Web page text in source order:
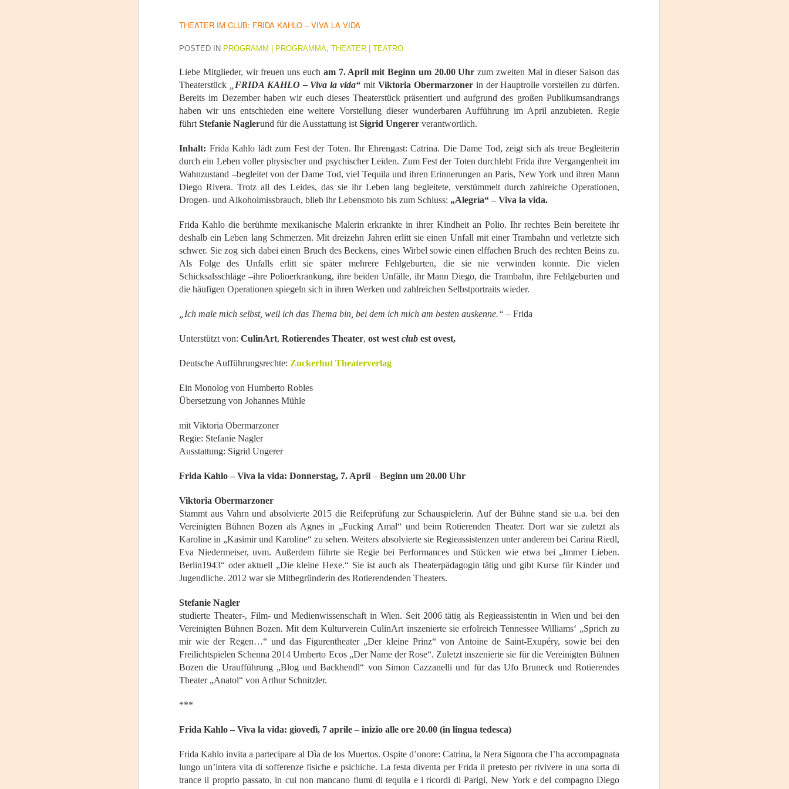
THEATER IM CLUB: FRIDA KAHLO – VIVA LA VIDA
POSTED IN PROGRAMM | PROGRAMMA, THEATER | TEATRO
Liebe Mitglieder, wir freuen uns euch am 7. April mit Beginn um 20.00 Uhr zum zweiten Mal in dieser Saison das
Theaterstück
FRIDA KAHLO – Viva la vida“ mit Viktoria Obermarzonerin der Hauptrolle vorstellen zu dürfen.
Bereits im Dezember haben wir euch dieses Theaterstück präsentiert und aufgrund des großen Publikumsandrangs
haben wir uns entschieden eine weitere Vorstellung dieser wunderbaren Aufführung im April anzubieten. Regie
führt Stefanie Naglerund für die Ausstattung ist Sigrid Ungerer verantwortlich.
Inhalt: Frida Kahlo lädt zum Fest der Toten. Ihr Ehrengast: Catrina. Die Dame Tod, zeigt sich als treue Begleiterin
durch ein Leben voller physischer und psychischer Leiden. Zum Fest der Toten durchlebt Frida ihre Vergangenheit im
Wahnzustand –begleitet von der Dame Tod, viel Tequila und ihren Erinnerungen an Paris, New York und ihren Mann
Diego Rivera. Trotz all des Leides, das sie ihr Leben lang begleitete, verstümmelt durch zahlreiche Operationen,
Drogen- und Alkoholmissbrauch, blieb ihr Lebensmoto bis zum Schluss: „Alegría“ – Viva la vida.
Frida Kahlo die berühmte mexikanische Malerin erkrankte in ihrer Kindheit an Polio. Ihr rechtes Bein bereitete ihr
deshalb ein Leben lang Schmerzen. Mit dreizehn Jahren erlitt sie einen Unfall mit einer Trambahn und verletzte sich
schwer. Sie zog sich dabei einen Bruch des Beckens, eines Wirbel sowie einen elffachen Bruch des rechten Beins zu.
Als Folge des Unfalls erlitt sie später mehrere Fehlgeburten, die sie nie verwinden konnte. Die vielen
Schicksalsschläge –ihre Polioerkrankung, ihre beiden Unfälle, ihr Mann Diego, die Trambahn, ihre Fehlgeburten und
die häufigen Operationen spiegeln sich in ihren Werken und zahlreichen Selbstportraits wieder.
„Ich male mich selbst, weil ich das Thema bin, bei dem ich mich am besten auskenne.“ – Frida
Unterstützt von: CulinArt, Rotierendes Theater, ost west club est ovest,
Deutsche Aufführungsrechte: Zuckerhut Theaterverlag
Ein Monolog von Humberto Robles
Übersetzung von Johannes Mühle
mit Viktoria Obermarzoner
Regie: Stefanie Nagler
Ausstattung: Sigrid Ungerer
Frida Kahlo – Viva la vida: Donnerstag, 7. April – Beginn um 20.00 Uhr
Viktoria Obermarzoner
Stammt aus Vahrn und absolvierte 2015 die Reifeprüfung zur Schauspielerin. Auf der Bühne stand sie u.a. bei den
Vereinigten Bühnen Bozen als Agnes in „Fucking Amal“ und beim Rotierenden Theater. Dort war sie zuletzt als
Karoline in „Kasimir und Karoline“ zu sehen. Weiters absolvierte sie Regieassistenzen unter anderem bei Carina Riedl,
Eva Niedermeiser, uvm. Außerdem führte sie Regie bei Performances und Stücken wie etwa bei „Immer Lieben.
Berlin1943“ oder aktuell „Die kleine Hexe.“ Sie ist auch als Theaterpädagogin tätig und gibt Kurse für Kinder und
Jugendliche. 2012 war sie Mitbegründerin des Rotierendenden Theaters.
Stefanie Nagler
studierte Theater-, Film- und Medienwissenschaft in Wien. Seit 2006 tätig als Regieassistentin in Wien und bei den
Vereinigten Bühnen Bozen. Mit dem Kulturverein CulinArt inszenierte sie erfolreich Tennessee Williams‘ „Sprich zu
mir wie der Regen…“ und das Figurentheater „Der kleine Prinz“ von Antoine de Saint-Exupéry, sowie bei den
Freilichtspielen Schenna 2014 Umberto Ecos „Der Name der Rose“. Zuletzt inszenierte sie für die Vereinigten Bühnen
Bozen die Uraufführung „Blog und Backhendl“ von Simon Cazzanelli und für das Ufo Bruneck und Rotierendes
Theater „Anatol“ von Arthur Schnitzler.
***
Frida Kahlo – Viva la vida: giovedì, 7 aprile – inizio alle ore 20.00 (in lingua tedesca)
Frida Kahlo invita a partecipare al Dìa de los Muertos. Ospite d’onore: Catrina, la Nera Signora che l’ha accompagnata
lungo un’intera vita di sofferenze fisiche e psichiche. La festa diventa per Frida il pretesto per rivivere in una sorta di
trance il proprio passato, in cui non mancano fiumi di tequila e i ricordi di Parigi, New York e del compagno Diego
𝗰𝘂𝗲𝗻𝘁𝗮 𝗰𝗼𝗻 𝗵𝘂𝗺𝗼𝗿.
Tu terapia grupal comienza este verano en Foro Blake. ¡Invita a tus
𝘭𝘰𝘴 𝘲𝘶𝘦 𝘥𝘢𝘯 𝘳𝘪𝘴𝘢)!
FECHAS: Sábados 4 y 18 de Julio / 1 de Agosto
LUGAR: Foro Blake (Ensenada #103, Col.
28
Crónica: NI PRINCESAS NI ESCLAVAS, LA CRUDA
Y HUMORÍSTICA CRÍTICA SOCIAL
Por Gustavo H Cancino
Nuestros edificios como viejos amigos parecen esperar durante años el
instante preciso para revelar una vocación desconocida. Ésta vez, le
tocó al Museo de San Cristóbal (MUSAC), guardián de la memoria
permanecer en la historia cultural de Los Altos de Chiapas.
JUL
21
CARTA PÚBLICA: Red de solidaridad con Brenda
Quevedo
La Jornada
RED DE SOLIDARIDAD CON BRENDA QUEVEDO
Doctora Presidenta Claudia Sheinbaum Pardo;
Ministras y Ministros de la Suprema Corte de Justicia de la Nación;
Fiscal General de la República, Dra. Ernestina Godoy Ramos:
Las personas y organizaciones que suscribimos esta carta nos
Quevedo Cruz representa una de las deudas más graves que el Estado
mexicano mantiene con la justicia, los derechos humanos y la verdad.
JUL La noche que jamás existió - Montevideo
Sábado 11 de julio
Domingos 12 y 19 de julio
Funciones 16, 23 y 30 de mayo
6, 13, 20 y 27 de junio
PRÓXIMO ESTRENO MAYO 2026
Una obra de Humberto Robles dirigida por Andrés Leal Bentancur
Con las actuaciones de Fabiana Fine y Laura Barboza
Escenografía y ambientación sonora Andrés Leal Bentancur
Técnico de sonido Gastón Veloso
Fotografía Ceache Uruguay
Diseño audiovisual Lour Medina
18
Ni Princesas Ni Esclavas - San Cristóbal de las
Casas
17 y 18 de julio
Cuxtitali Expresion AC presenta :
Escrita por Humberto Robles
3era Temporada
JUL
17
Frida Kahlo Viva la Vida - Trujillo
Viernes 17 de julio, 7pm
La obra del dramaturgo mexicano Humberto Robles llega por primera
Con la actuación magistral de Carmita Pinedo y César Florez (Íkaro
Teatro), esta puesta en escena revive las etapas de la vida de Frida
con emociones profundas, acciones precisas y un vestuario único.